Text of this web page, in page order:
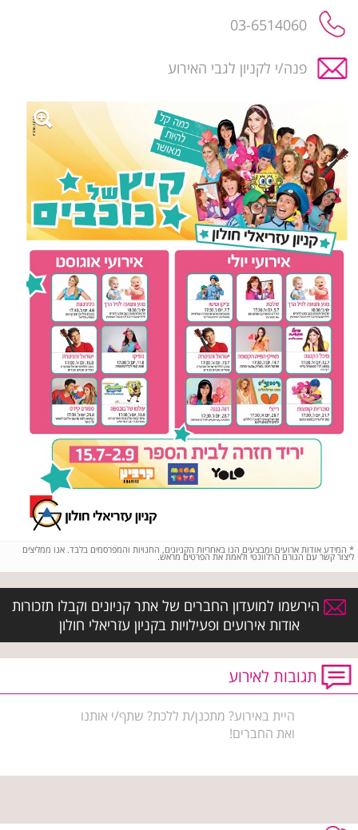
03-6514060
פנה/י לקניון לגבי האירוע
* המידע אודות ארועים ומבצעים הנו באחריות הקניונים, החנויות והמפרסמים בלבד. אנו ממליצים
ליצור קשר עם הגורם הרלוונטי ולאמת את הפרטים מראש.
הירשמו למועדון החברים של אתר קניונים וקבלו תזכורות
אודות אירועים ופעילויות בקניון עזריאלי חולון
תגובות לאירוע
היית באירוע? מתכנן/ת ללכת? שתף/י אותנו
ואת החברים!